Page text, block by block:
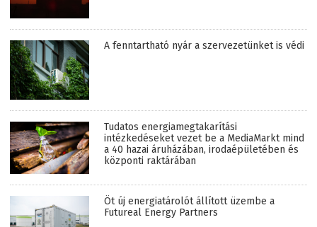
A fenntartható nyár a szervezetünket is védi
Tudatos energiamegtakarítási
intézkedéseket vezet be a MediaMarkt mind
a 40 hazai áruházában, irodaépületében és
központi raktárában
Öt új energiatárolót állított üzembe a
Futureal Energy Partners